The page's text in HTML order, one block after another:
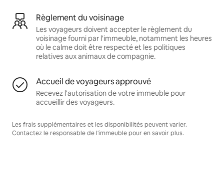
Règlement du voisinage
Les voyageurs doivent accepter le règlement du
voisinage fourni par l'immeuble, notamment les heures
où le calme doit être respecté et les politiques
relatives aux animaux de compagnie.
Accueil de voyageurs approuvé
Recevez l'autorisation de votre immeuble pour
accueillir des voyageurs.
Les frais supplémentaires et les disponibilités peuvent varier.
Contactez le responsable de l'immeuble pour en savoir plus.